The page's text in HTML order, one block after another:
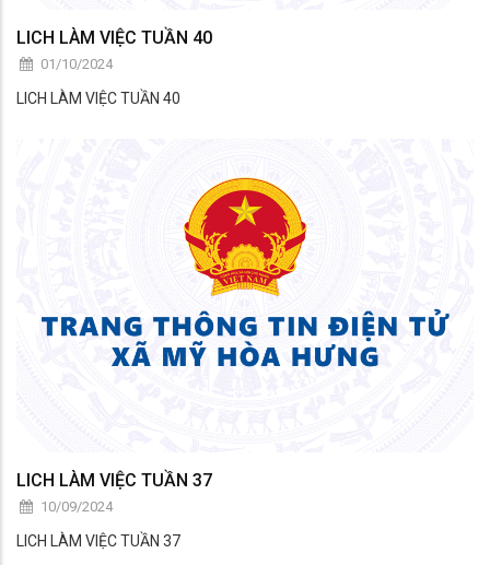
LICH LÀM VIỆC TUẦN 40
01/10/2024
LICH LÀM VIỆC TUẦN 40
LICH LÀM VIỆC TUẦN 37
10/09/2024
LICH LÀM VIỆC TUẦN 37